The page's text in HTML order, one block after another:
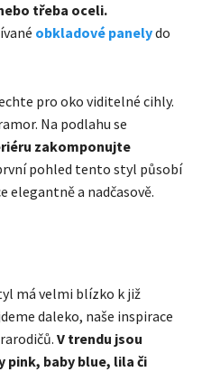
třeba oceli.
obkladové panelydo
pro oko viditelné cihly.
Na podlahu se
zakomponujte
pohled tento styl působí
elegantně a nadčasově.
má velmi blízko k již
daleko, naše inspirace
V trendu jsou
pink, baby blue, lila či